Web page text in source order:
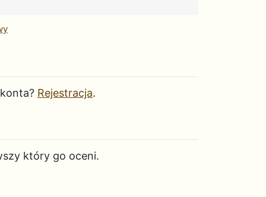
Rejestracja.
który go oceni.